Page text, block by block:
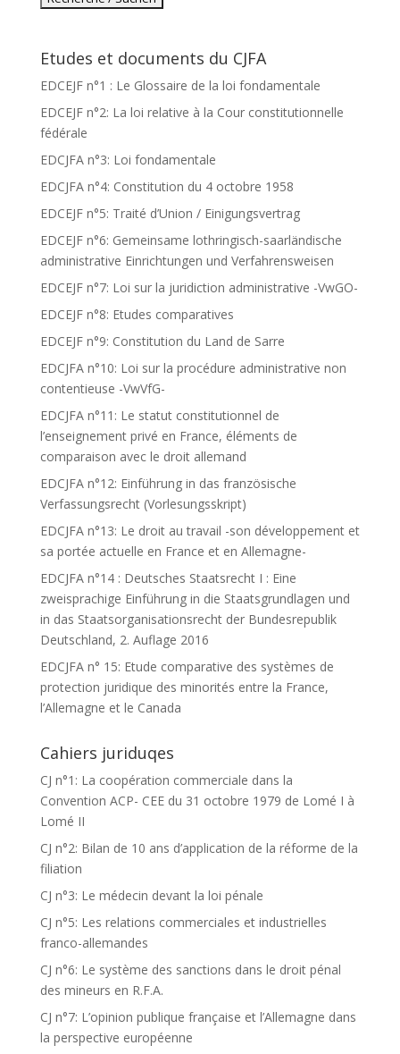
Etudes et documents du CJFA
EDCEJF n°1 : Le Glossaire de la loi fondamentale
EDCEJF n°2: La loi relative à la Cour constitutionnelle
fédérale
EDCJFA n°3: Loi fondamentale
EDCJFA n°4: Constitution du 4 octobre 1958
EDCEJF n°5: Traité d’Union / Einigungsvertrag
EDCEJF n°6: Gemeinsame lothringisch-saarländische
administrative Einrichtungen und Verfahrensweisen
EDCEJF n°7: Loi sur la juridiction administrative -VwGO-
EDCEJF n°8: Etudes comparatives
EDCEJF n°9: Constitution du Land de Sarre
EDCJFA n°10: Loi sur la procédure administrative non
contentieuse -VwVfG-
EDCJFA n°11: Le statut constitutionnel de
l’enseignement privé en France, éléments de
comparaison avec le droit allemand
EDCJFA n°12: Einführung in das französische
Verfassungsrecht (Vorlesungsskript)
EDCJFA n°13: Le droit au travail -son développement et
sa portée actuelle en France et en Allemagne-
EDCJFA n°14 : Deutsches Staatsrecht I : Eine
zweisprachige Einführung in die Staatsgrundlagen und
in das Staatsorganisationsrecht der Bundesrepublik
Deutschland, 2. Auflage 2016
EDCJFA n° 15: Etude comparative des systèmes de
protection juridique des minorités entre la France,
l’Allemagne et le Canada
Cahiers juriduqes
CJ n°1: La coopération commerciale dans la
Convention ACP- CEE du 31 octobre 1979 de Lomé I à
Lomé II
CJ n°2: Bilan de 10 ans d’application de la réforme de la
filiation
CJ n°3: Le médecin devant la loi pénale
CJ n°5: Les relations commerciales et industrielles
franco-allemandes
CJ n°6: Le système des sanctions dans le droit pénal
des mineurs en R.F.A.
CJ n°7: L’opinion publique française et l’Allemagne dans
la perspective européenne